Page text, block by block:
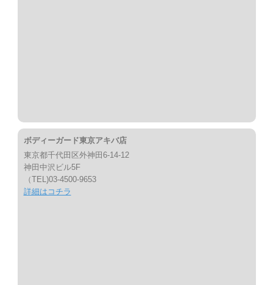
ボディーガード東京アキバ店
東京都千代田区外神田6-14-12
神田中沢ビル5F
（TEL)03-4500-9653
詳細はコチラ